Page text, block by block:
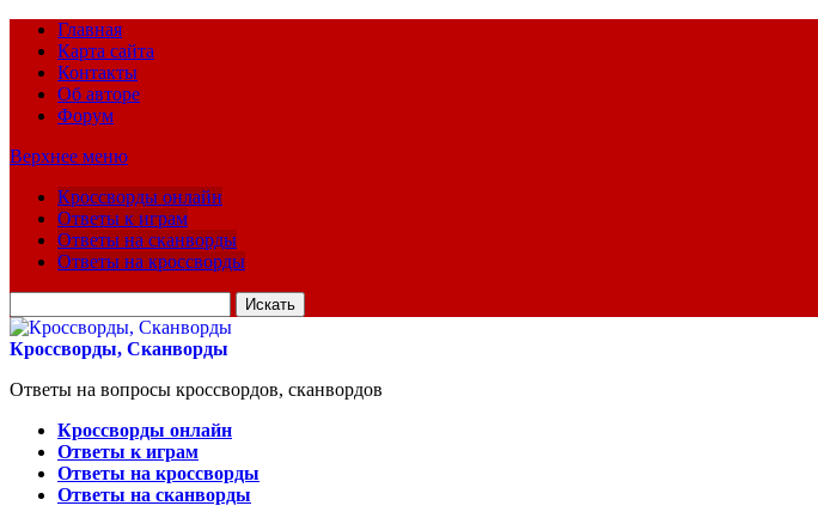
Главная
Карта сайта
Контакты
Об авторе
Форум
Верхнее меню
Кроссворды онлайн
Ответы к играм
Ответы на сканворды
Ответы на кроссворды
для:
Кроссворды, Сканворды
Ответы на вопросы кроссвордов, сканвордов
Кроссворды онлайн
Ответы к играм
Ответы на кроссворды
Ответы на сканворды